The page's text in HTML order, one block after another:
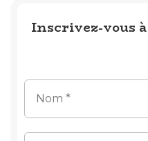
Inscrivez-vous